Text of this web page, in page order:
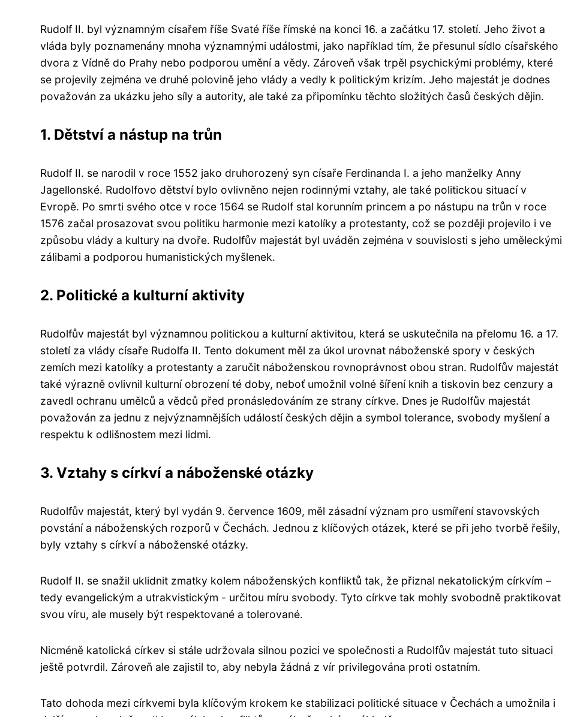
Rudolf II. byl významným císařem říše Svaté říše římské na konci 16. a začátku 17. století. Jeho život a
vláda byly poznamenány mnoha významnými událostmi, jako například tím, že přesunul sídlo císařského
dvora z Vídně do Prahy nebo podporou umění a vědy. Zároveň však trpěl psychickými problémy, které
se projevily zejména ve druhé polovině jeho vlády a vedly k politickým krizím. Jeho majestát je dodnes
považován za ukázku jeho síly a autority, ale také za připomínku těchto složitých časů českých dějin.
1. Dětství a nástup na trůn
Rudolf II. se narodil v roce 1552 jako druhorozený syn císaře Ferdinanda I. a jeho manželky Anny
Jagellonské. Rudolfovo dětství bylo ovlivněno nejen rodinnými vztahy, ale také politickou situací v
Evropě. Po smrti svého otce v roce 1564 se Rudolf stal korunním princem a po nástupu na trůn v roce
1576 začal prosazovat svou politiku harmonie mezi katolíky a protestanty, což se později projevilo i ve
způsobu vlády a kultury na dvoře. Rudolfův majestát byl uváděn zejména v souvislosti s jeho uměleckými
zálibami a podporou humanistických myšlenek.
2. Politické a kulturní aktivity
Rudolfův majestát byl významnou politickou a kulturní aktivitou, která se uskutečnila na přelomu 16. a 17.
století za vlády císaře Rudolfa II. Tento dokument měl za úkol urovnat náboženské spory v českých
zemích mezi katolíky a protestanty a zaručit náboženskou rovnoprávnost obou stran. Rudolfův majestát
také výrazně ovlivnil kulturní obrození té doby, neboť umožnil volné šíření knih a tiskovin bez cenzury a
zavedl ochranu umělců a vědců před pronásledováním ze strany církve. Dnes je Rudolfův majestát
považován za jednu z nejvýznamnějších událostí českých dějin a symbol tolerance, svobody myšlení a
respektu k odlišnostem mezi lidmi.
3. Vztahy s církví a náboženské otázky
Rudolfův majestát, který byl vydán 9. července 1609, měl zásadní význam pro usmíření stavovských
povstání a náboženských rozporů v Čechách. Jednou z klíčových otázek, které se při jeho tvorbě řešily,
byly vztahy s církví a náboženské otázky.
Rudolf II. se snažil uklidnit zmatky kolem náboženských konfliktů tak, že přiznal nekatolickým církvím –
tedy evangelickým a utrakvistickým - určitou míru svobody. Tyto církve tak mohly svobodně praktikovat
svou víru, ale musely být respektované a tolerované.
Nicméně katolická církev si stále udržovala silnou pozici ve společnosti a Rudolfův majestát tuto situaci
ještě potvrdil. Zároveň ale zajistil to, aby nebyla žádná z vír privilegována proti ostatním.
Tato dohoda mezi církvemi byla klíčovým krokem ke stabilizaci politické situace v Čechách a umožnila i